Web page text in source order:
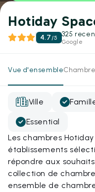
Hotiday
4.7 /5 325
Google
Vue d'ensemble
Ville
Essential
Les chambres
établissements
répondre aux
collection de
ensemble de